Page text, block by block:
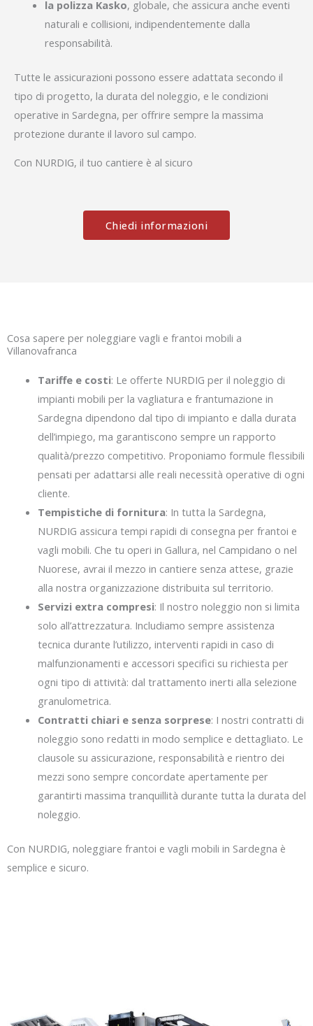
la polizza Kasko, globale, che assicura anche eventi
naturali e collisioni, indipendentemente dalla
responsabilità.
Tutte le assicurazioni possono essere adattata secondo il
tipo di progetto, la durata del noleggio, e le condizioni
operative in Sardegna, per offrire sempre la massima
protezione durante il lavoro sul campo.
Con NURDIG, il tuo cantiere è al sicuro
Chiedi informazioni
Cosa sapere per noleggiare vagli e frantoi mobili a
Villanovafranca
Tariffe e costi: Le offerte NURDIG per il noleggio di
impianti mobili per la vagliatura e frantumazione in
Sardegna dipendono dal tipo di impianto e dalla durata
dell’impiego, ma garantiscono sempre un rapporto
qualità/prezzo competitivo. Proponiamo formule flessibili
pensati per adattarsi alle reali necessità operative di ogni
cliente.
Tempistiche di fornitura: In tutta la Sardegna,
NURDIG assicura tempi rapidi di consegna per frantoi e
vagli mobili. Che tu operi in Gallura, nel Campidano o nel
Nuorese, avrai il mezzo in cantiere senza attese, grazie
alla nostra organizzazione distribuita sul territorio.
Servizi extra compresi: Il nostro noleggio non si limita
solo all’attrezzatura. Includiamo sempre assistenza
tecnica durante l’utilizzo, interventi rapidi in caso di
malfunzionamenti e accessori specifici su richiesta per
ogni tipo di attività: dal trattamento inerti alla selezione
granulometrica.
Contratti chiari e senza sorprese: I nostri contratti di
noleggio sono redatti in modo semplice e dettagliato. Le
clausole su assicurazione, responsabilità e rientro dei
mezzi sono sempre concordate apertamente per
garantirti massima tranquillità durante tutta la durata del
noleggio.
Con NURDIG, noleggiare frantoi e vagli mobili in Sardegna è
semplice e sicuro.